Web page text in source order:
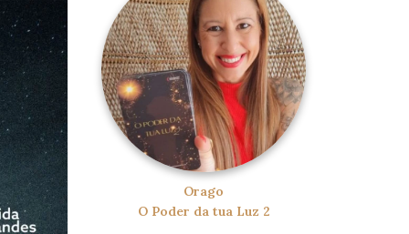
Orago
O Poder da tua Luz 2